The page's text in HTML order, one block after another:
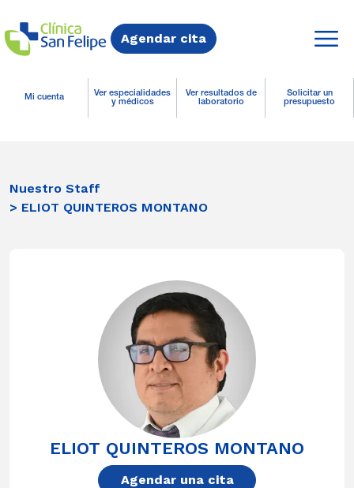
Agendar cita
Mi cuenta
Ver especialidades
y médicos
Ver resultados de
laboratorio
Solicitar un
presupuesto
Nuestro Staff
> ELIOT QUINTEROS MONTANO
ELIOT QUINTEROS MONTANO
Agendar una cita